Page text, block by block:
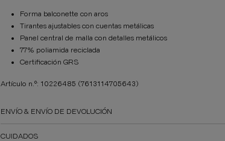
Forma balconette con aros
Tirantes ajustables con cuentas metálicas
Panel central de malla con detalles metálicos
77% poliamida reciclada
Certificación GRS
Artículo n.º: 10226485 (7613114705643)
ENVÍO & ENVÍO DE DEVOLUCIÓN
CUIDADOS